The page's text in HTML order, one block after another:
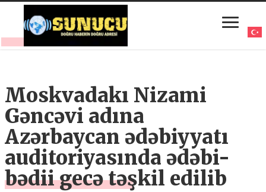
Moskvadakı Nizami
Gəncəvi adına
Azərbaycan ədəbiyyatı
auditoriyasında ədəbi-
bədii gecə təşkil edilib